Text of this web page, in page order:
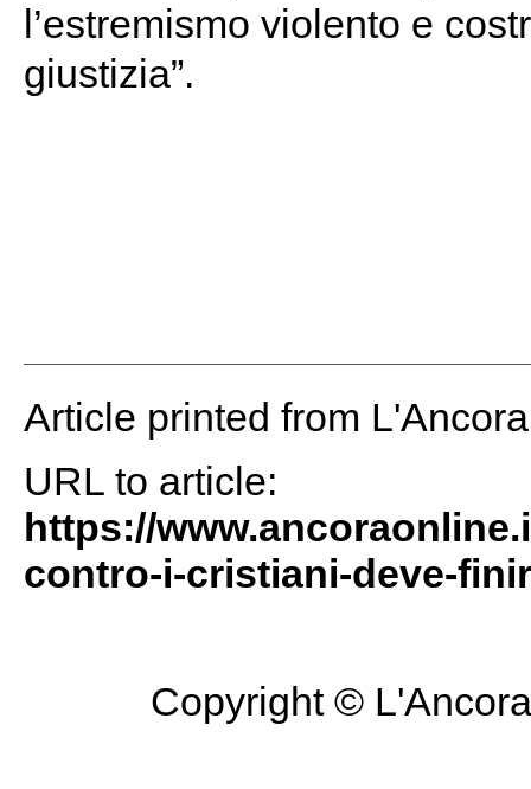
l’estremismo violento e
giustizia”.
Article printed from
URL to article:
https://
contro-i-cristiani-deve-
Copyright ©